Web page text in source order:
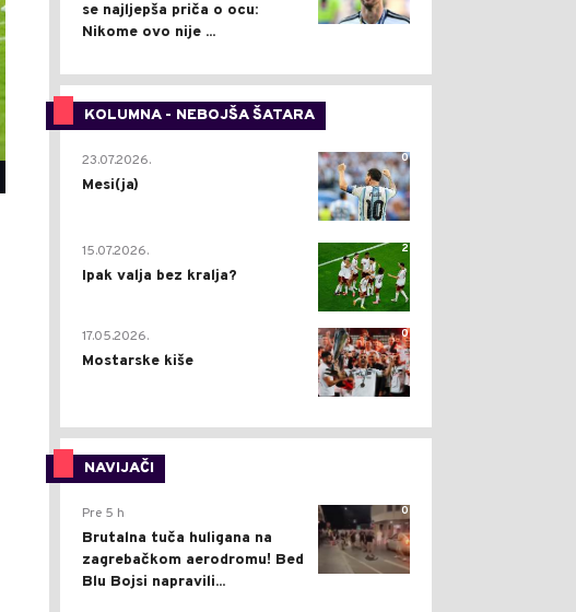
se najljepša priča o ocu:
Nikome ovo nije ...
KOLUMNA - NEBOJŠA ŠATARA
0
23.07.2026.
Mesi(ja)
2
15.07.2026.
Ipak valja bez kralja?
0
17.05.2026.
Mostarske kiše
NAVIJAČI
0
Pre 5 h
Brutalna tuča huligana na
zagrebačkom aerodromu! Bed
Blu Bojsi napravili...